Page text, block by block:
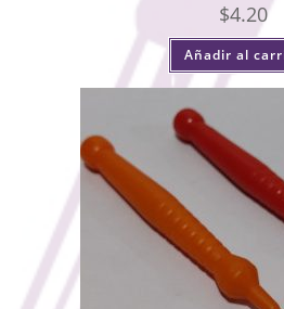
$4.20
Añadir al